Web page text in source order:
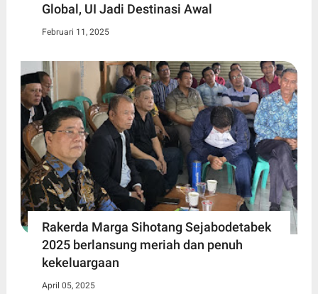
Global, UI Jadi Destinasi Awal
Februari 11, 2025
Rakerda Marga Sihotang Sejabodetabek
2025 berlansung meriah dan penuh
kekeluargaan
April 05, 2025